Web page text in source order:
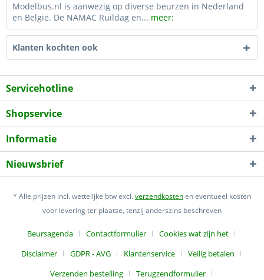
Modelbus.nl is aanwezig op diverse beurzen in Nederland
en België. De NAMAC Ruildag en... meer:
Klanten kochten ook
Servicehotline
Shopservice
Informatie
Nieuwsbrief
* Alle prijzen incl. wettelijke btw excl.verzendkostenen eventueel kosten
voor levering ter plaatse, tenzij anderszins beschreven
Beursagenda Contactformulier
Cookies wat zijn het
Disclaimer
GDPR - AVG Klantenservice
Veilig betalen
Verzenden bestelling
Terugzendformulier